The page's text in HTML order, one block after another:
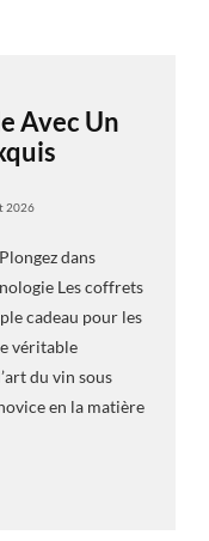
Avec Un
2026
dans
Les coffrets
cadeau pour les
véritable
du vin sous
en la matière